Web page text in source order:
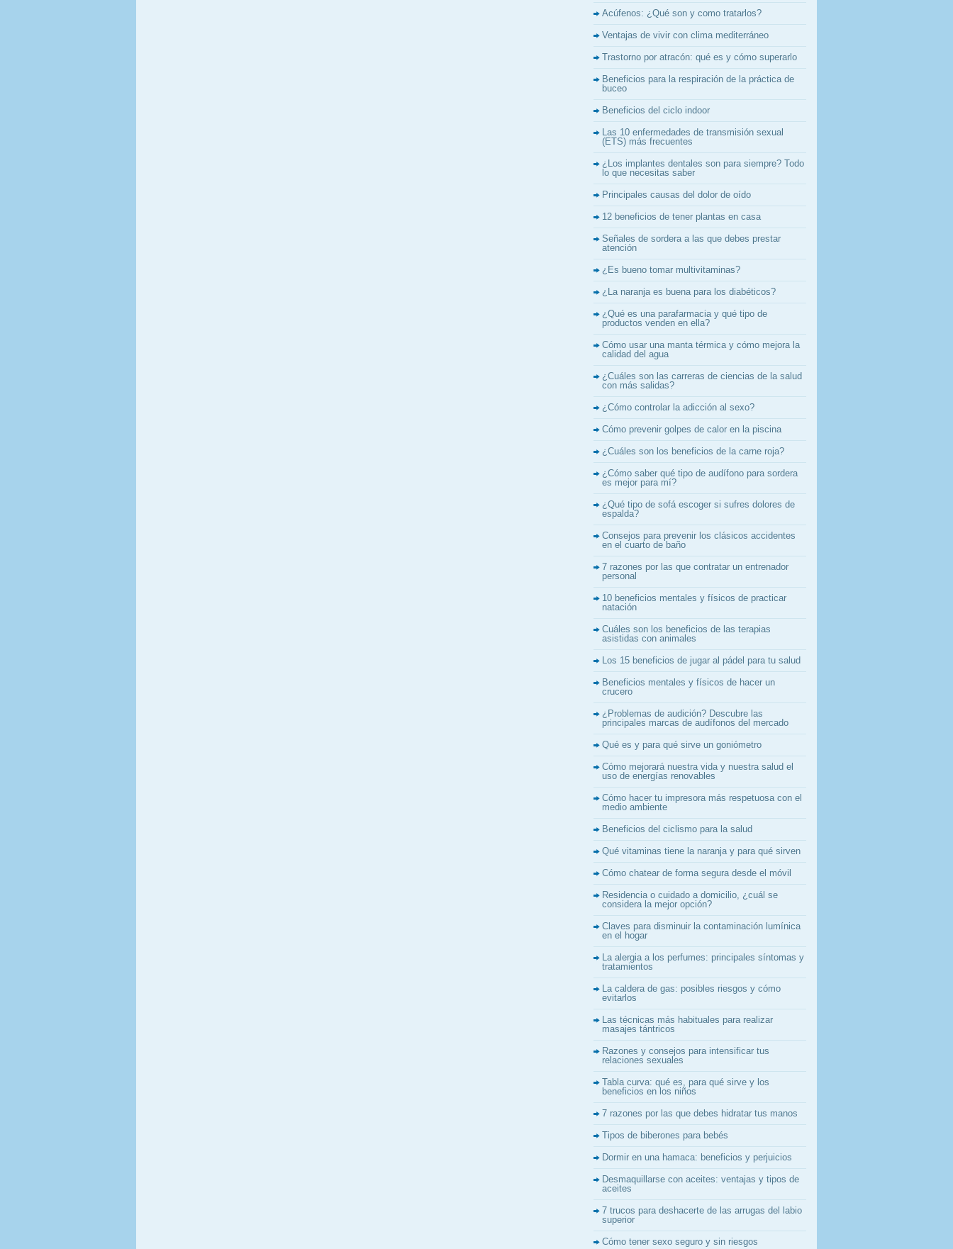
Acúfenos: ¿Qué son y como tratarlos?
Ventajas de vivir con clima mediterráneo
Trastorno por atracón: qué es y cómo superarlo
Beneficios para la respiración de la práctica de
buceo
Beneficios del ciclo indoor
Las 10 enfermedades de transmisión sexual
(ETS) más frecuentes
¿Los implantes dentales son para siempre? Todo
lo que necesitas saber
Principales causas del dolor de oído
12 beneficios de tener plantas en casa
Señales de sordera a las que debes prestar
atención
¿Es bueno tomar multivitaminas?
¿La naranja es buena para los diabéticos?
¿Qué es una parafarmacia y qué tipo de
productos venden en ella?
Cómo usar una manta térmica y cómo mejora la
calidad del agua
¿Cuáles son las carreras de ciencias de la salud
con más salidas?
¿Cómo controlar la adicción al sexo?
Cómo prevenir golpes de calor en la piscina
¿Cuáles son los beneficios de la carne roja?
¿Cómo saber qué tipo de audífono para sordera
es mejor para mí?
¿Qué tipo de sofá escoger si sufres dolores de
espalda?
Consejos para prevenir los clásicos accidentes
en el cuarto de baño
7 razones por las que contratar un entrenador
personal
10 beneficios mentales y físicos de practicar
natación
Cuáles son los beneficios de las terapias
asistidas con animales
Los 15 beneficios de jugar al pádel para tu salud
Beneficios mentales y físicos de hacer un
crucero
¿Problemas de audición? Descubre las
principales marcas de audífonos del mercado
Qué es y para qué sirve un goniómetro
Cómo mejorará nuestra vida y nuestra salud el
uso de energías renovables
Cómo hacer tu impresora más respetuosa con el
medio ambiente
Beneficios del ciclismo para la salud
Qué vitaminas tiene la naranja y para qué sirven
Cómo chatear de forma segura desde el móvil
Residencia o cuidado a domicilio, ¿cuál se
considera la mejor opción?
Claves para disminuir la contaminación lumínica
en el hogar
La alergia a los perfumes: principales síntomas y
tratamientos
La caldera de gas: posibles riesgos y cómo
evitarlos
Las técnicas más habituales para realizar
masajes tántricos
Razones y consejos para intensificar tus
relaciones sexuales
Tabla curva: qué es, para qué sirve y los
beneficios en los niños
7 razones por las que debes hidratar tus manos
Tipos de biberones para bebés
Dormir en una hamaca: beneficios y perjuicios
Desmaquillarse con aceites: ventajas y tipos de
aceites
7 trucos para deshacerte de las arrugas del labio
superior
Cómo tener sexo seguro y sin riesgos